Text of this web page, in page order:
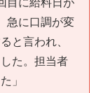
急に口調が変
と言われ、
た。担当者
」